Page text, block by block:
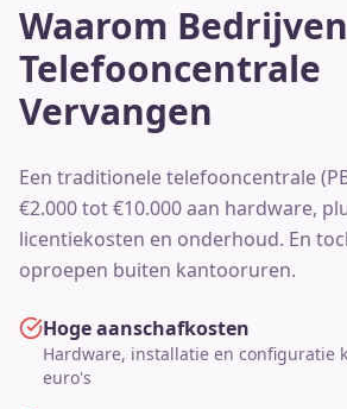
Waarom
Telefooncentrale
Vervangen
Een traditionele telefooncentrale
€2.000 tot €10.000 aan hardware,
licentiekosten en onderhoud. En
oproepen buiten kantooruren.
Hoge aanschafkosten
Hardware, installatie en configuratie
euro's